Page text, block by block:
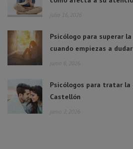
julio 16, 2026
Psicólogo para superar
cuando empiezas a
junio 6, 2026
Psicólogos para tratar la
Castellón
junio 2, 2026